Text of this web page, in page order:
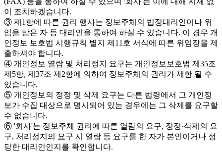
이 조치하겠습니다.
③ 제1항에 따른 권리 행사는 정보주체의 법정대리인이나 위
임을 받은 자 등 대리인을 통하여 하실 수 있습니다. 이 경우 개
인정보 보호법 시행규칙 별지 제11호 서식에 따른 위임장을 제
출하셔야 합니다.
④ 개인정보 열람 및 처리정지 요구는 개인정보보호법 제35조
제5항, 제37조 제2항에 의하여 정보주체의 권리가 제한 될 수
있습니다.
⑤ 개인정보의 정정 및 삭제 요구는 다른 법령에서 그 개인정
보가 수집 대상으로 명시되어 있는 경우에는 그 삭제를 요구할
수 없습니다.
⑥ '회사'는 정보주체 권리에 따른 열람의 요구, 정정·삭제의 요
구, 처리정지의 요구 시 열람 등 요구를 한 자가 본인이거나 정
당한 대리인인지를 확인합니다.